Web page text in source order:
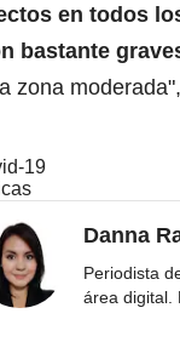
en todos
bastante
zona
19
Danna
Periodista
área digital.